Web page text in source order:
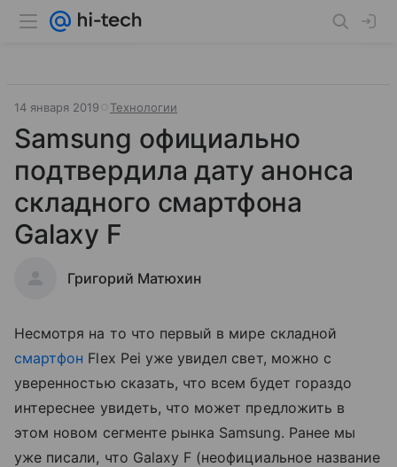
14 января 2019 Технологии
Samsung официально
подтвердила дату анонса
складного смартфона
Galaxy F
Григорий Матюхин
Несмотря на то что первый в мире складной
смартфон Flex Pei уже увидел свет, можно с
уверенностью сказать, что всем будет гораздо
интереснее увидеть, что может предложить в
этом новом сегменте рынка Samsung. Ранее мы
уже писали, что Galaxy F (неофициальное название